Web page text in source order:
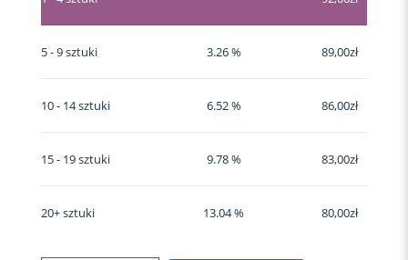
5 - 9 sztuki 3.26 % 89,00zł
10 - 14 sztuki 6.52 % 86,00zł
15 - 19 sztuki 9.78 % 83,00zł
20+ sztuki 13.04 % 80,00zł